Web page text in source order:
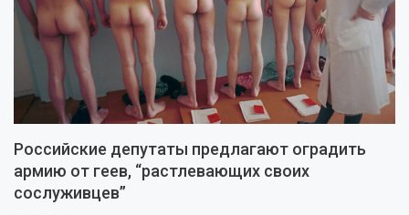
Российские депутаты предлагают оградить
армию от геев, “растлевающих своих
сослуживцев”